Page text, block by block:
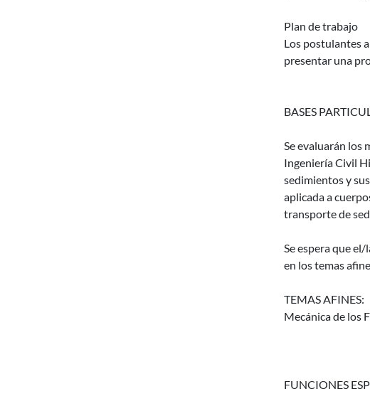
Plan de trabajo
Los postulantes
presentar una
BASES
Se evaluarán los
Ingeniería Civil
sedimientos y
aplicada a
transporte de
Se espera que
en los temas
TEMAS AFINES:
Mecánica de los
FUNCIONES